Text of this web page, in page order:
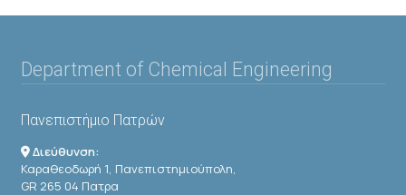
Department of Chemical Engineering
Πανεπιστήμιο Πατρών
Διεύθυνση:
Καραθεοδωρή 1, Πανεπιστημιούπολη,
GR 265 04 Πατρα